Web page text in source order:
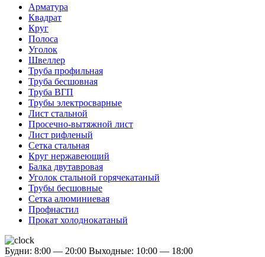
Арматура
Квадрат
Круг
Полоса
Уголок
Швеллер
Труба профильная
Труба бесшовная
Труба ВГП
Трубы электросварные
Лист стальной
Просечно-вытяжной лист
Лист рифленый
Сетка стальная
Круг нержавеющий
Балка двутавровая
Уголок стальной горячекатаный
Трубы бесшовные
Сетка алюминиевая
Профнастил
Прокат холоднокатаный
Будни: 8:00 — 20:00 Выходные: 10:00 — 18:00